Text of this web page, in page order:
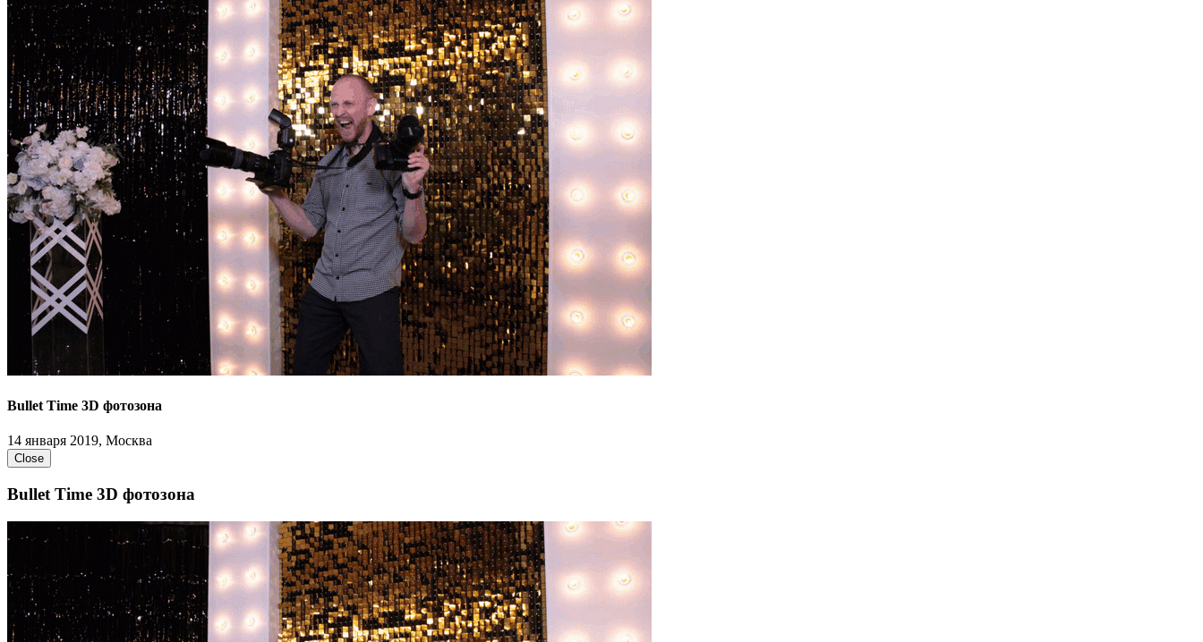
Bullet Time 3D фотозона
14 января 2019, Москва
Close
Bullet Time 3D фотозона